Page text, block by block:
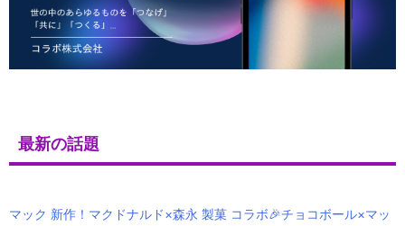
最新の話題
マック 新作！マクドナルド×森永 製菓 コラボ🎉チョコボール×マッ